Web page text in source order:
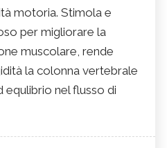
motoria. Stimola e
per migliorare la
muscolare, rende
la colonna vertebrale
equlibrio nel flusso di